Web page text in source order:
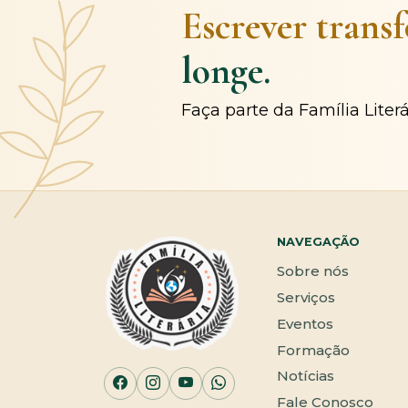
Escrever
longe.
Faça parte da Família
NAVEGAÇÃO
Sobre nós
Serviços
Eventos
Formação
Notícias
Fale Conosco